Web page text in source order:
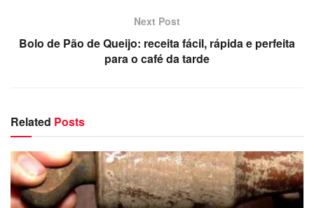
Next Post
Bolo de Pão de Queijo: receita fácil, rápida e perfeita
para o café da tarde
Related Posts